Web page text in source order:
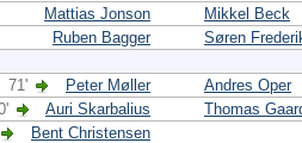
Mattias Jonson
Mikkel Beck
Ruben Bagger
Søren
71' Peter Møller
Andres Oper
Auri Skarbalius
Thomas
Bent Christensen